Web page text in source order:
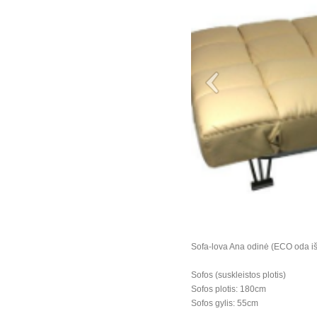
Sofa-lova Ana odinė (ECO oda
Sofos (suskleistos plotis)
Sofos plotis: 180cm
Sofos gylis: 55cm